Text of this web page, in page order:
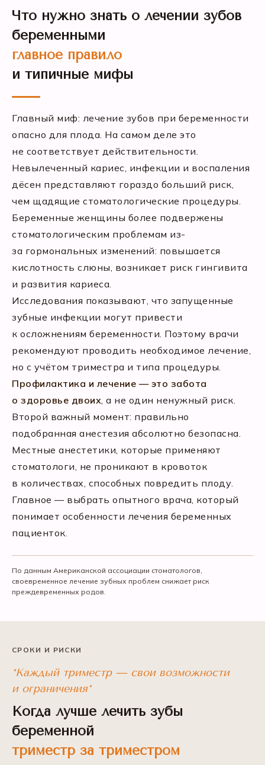
Что нужно знать о лечении зубов
беременными
главное правило
и типичные мифы
Главный миф: лечение зубов при беременности
опасно для плода. На самом деле это
не соответствует действительности.
Невылеченный кариес, инфекции и воспаления
дёсен представляют гораздо больший риск,
чем щадящие стоматологические процедуры.
Беременные женщины более подвержены
стоматологическим проблемам из-
за гормональных изменений: повышается
кислотность слюны, возникает риск гингивита
и развития кариеса.
Исследования показывают, что запущенные
зубные инфекции могут привести
к осложнениям беременности. Поэтому врачи
рекомендуют проводить необходимое лечение,
но с учётом триместра и типа процедуры.
Профилактика и лечение — это забота
о здоровье двоих, а не один ненужный риск.
Второй важный момент: правильно
подобранная анестезия абсолютно безопасна.
Местные анестетики, которые применяют
стоматологи, не проникают в кровоток
в количествах, способных повредить плоду.
Главное — выбрать опытного врача, который
понимает особенности лечения беременных
пациенток.
По данным Американской ассоциации стоматологов,
своевременное лечение зубных проблем снижает риск
преждевременных родов.
СРОКИ И РИСКИ
*Каждый триместр — свои возможности
и ограничения*
Когда лучше лечить зубы
беременной
триместр за триместром